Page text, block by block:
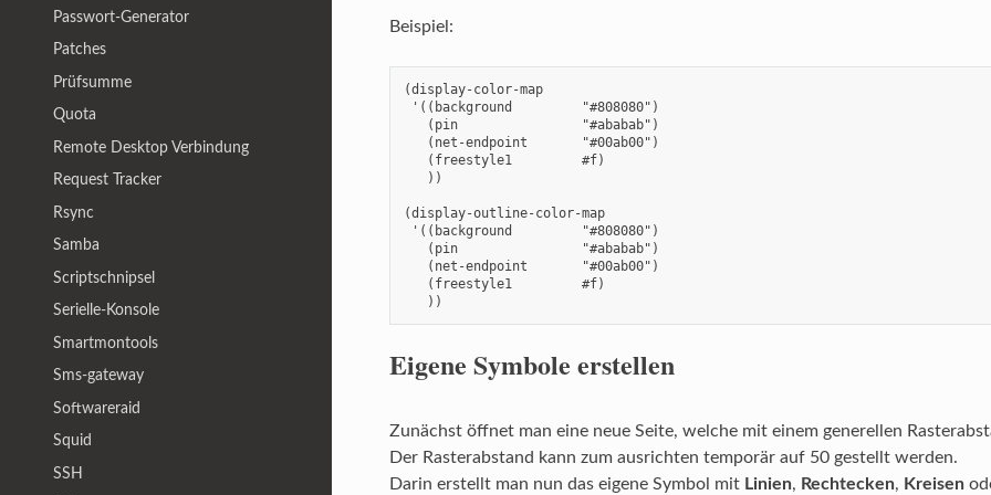
Beispiel:
(display-color-map
'((background         "#808080")
   (pin                "#ababab")
   (net-endpoint       "#00ab00")
   (freestyle1         #f)
   ))
(display-outline-color-map
'((background         "#808080")
   (pin                "#ababab")
   (net-endpoint       "#00ab00")
   (freestyle1         #f)
   ))
Eigene Symbole erstellen
Zunächst öffnet man eine neue Seite, welche mit einem generellen
Der Rasterabstand kann zum ausrichten temporär auf 50 gestellt werden.
Darin erstellt man nun das eigene Symbol mit Linien, Rechtecken, Kreisen
Passwort-Generator
Patches
Prüfsumme
Quota
Remote Desktop Verbindung
Request Tracker
Rsync
Samba
Scriptschnipsel
Serielle-Konsole
Smartmontools
Sms-gateway
Softwareraid
Squid
SSH